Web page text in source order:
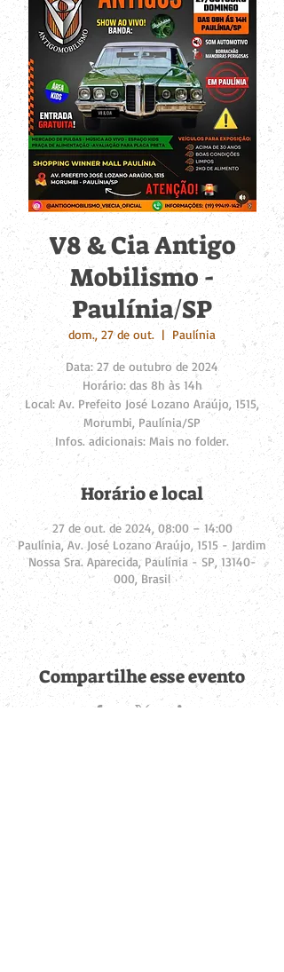
V8 & Cia Antigo
Mobilismo -
Paulínia/SP
dom., 27 de out.
  |
Paulínia
Data: 27 de outubro de 2024
Horário: das 8h às 14h
Local: Av. Prefeito José Lozano Araújo, 1515,
Morumbi, Paulínia/SP
Infos. adicionais: Mais no folder.
Horário e local
27 de out. de 2024, 08:00 – 14:00
Paulínia, Av. José Lozano Araújo, 1515 - Jardim
Nossa Sra. Aparecida, Paulínia - SP, 13140-
000, Brasil
Compartilhe esse evento